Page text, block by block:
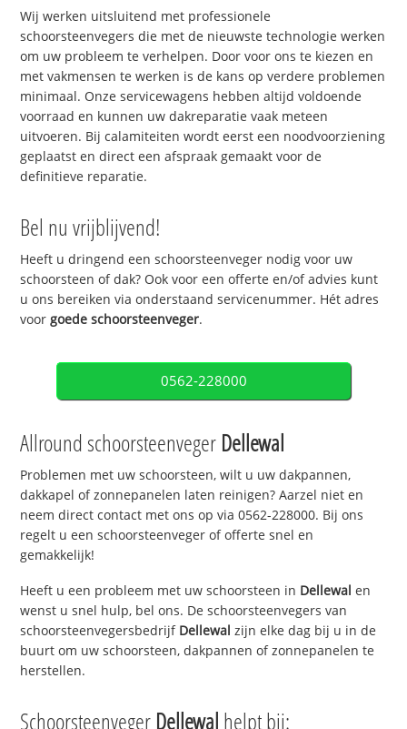
Wij werken uitsluitend met professionele
schoorsteenvegers die met de nieuwste technologie werken
om uw probleem te verhelpen. Door voor ons te kiezen en
met vakmensen te werken is de kans op verdere problemen
minimaal. Onze servicewagens hebben altijd voldoende
voorraad en kunnen uw dakreparatie vaak meteen
uitvoeren. Bij calamiteiten wordt eerst een noodvoorziening
geplaatst en direct een afspraak gemaakt voor de
definitieve reparatie.
Bel nu vrijblijvend!
Heeft u dringend een schoorsteenveger nodig voor uw
schoorsteen of dak? Ook voor een offerte en/of advies kunt
u ons bereiken via onderstaand servicenummer. Hét adres
voor goede schoorsteenveger.
0562-228000
Allround schoorsteenveger Dellewal
Problemen met uw schoorsteen, wilt u uw dakpannen,
dakkapel of zonnepanelen laten reinigen? Aarzel niet en
neem direct contact met ons op via 0562-228000. Bij ons
regelt u een schoorsteenveger of offerte snel en
gemakkelijk!
Heeft u een probleem met uw schoorsteen in Dellewal en
wenst u snel hulp, bel ons. De schoorsteenvegers van
schoorsteenvegersbedrijf Dellewal zijn elke dag bij u in de
buurt om uw schoorsteen, dakpannen of zonnepanelen te
herstellen.
Schoorsteenveger Dellewal helpt bij: